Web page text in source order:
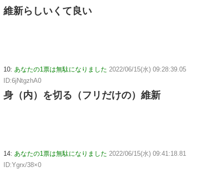
維新らしいくて良い
10: あなたの1票は無駄になりました 2022/06/15(水) 09:28:39.05
ID:6jNtgzhA0
身（内）を切る（フリだけの）維新
14: あなたの1票は無駄になりました 2022/06/15(水) 09:41:18.81
ID:Ygrx/38×0